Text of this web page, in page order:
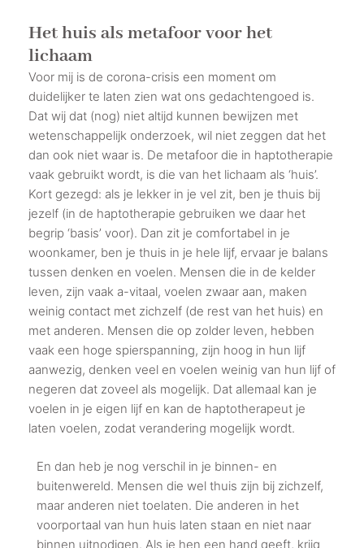
Het huis als metafoor voor het
lichaam
Voor mij is de corona-crisis een moment om
duidelijker te laten zien wat ons gedachtengoed is.
Dat wij dat (nog) niet altijd kunnen bewijzen met
wetenschappelijk onderzoek, wil niet zeggen dat het
dan ook niet waar is. De metafoor die in haptotherapie
vaak gebruikt wordt, is die van het lichaam als ‘huis’.
Kort gezegd: als je lekker in je vel zit, ben je thuis bij
jezelf (in de haptotherapie gebruiken we daar het
begrip ‘basis’ voor). Dan zit je comfortabel in je
woonkamer, ben je thuis in je hele lijf, ervaar je balans
tussen denken en voelen. Mensen die in de kelder
leven, zijn vaak a-vitaal, voelen zwaar aan, maken
weinig contact met zichzelf (de rest van het huis) en
met anderen. Mensen die op zolder leven, hebben
vaak een hoge spierspanning, zijn hoog in hun lijf
aanwezig, denken veel en voelen weinig van hun lijf of
negeren dat zoveel als mogelijk. Dat allemaal kan je
voelen in je eigen lijf en kan de haptotherapeut je
laten voelen, zodat verandering mogelijk wordt.
En dan heb je nog verschil in je binnen- en
buitenwereld. Mensen die wel thuis zijn bij zichzelf,
maar anderen niet toelaten. Die anderen in het
voorportaal van hun huis laten staan en niet naar
binnen uitnodigen. Als je hen een hand geeft, krijg